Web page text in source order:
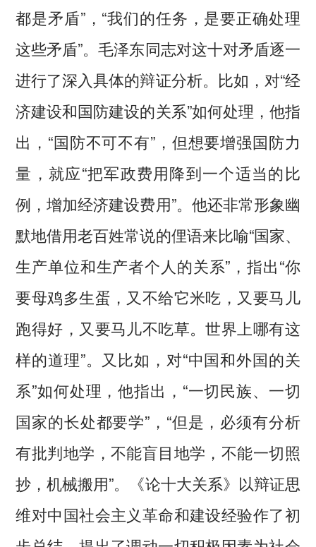
都是矛盾”，“我们的任务，是要正确处理
这些矛盾”。毛泽东同志对这十对矛盾逐一
进行了深入具体的辩证分析。比如，对“经
济建设和国防建设的关系”如何处理，他指
出，“国防不可不有”，但想要增强国防力
量，就应“把军政费用降到一个适当的比
例，增加经济建设费用”。他还非常形象幽
默地借用老百姓常说的俚语来比喻“国家、
生产单位和生产者个人的关系”，指出“你
要母鸡多生蛋，又不给它米吃，又要马儿
跑得好，又要马儿不吃草。世界上哪有这
样的道理”。又比如，对“中国和外国的关
系”如何处理，他指出，“一切民族、一切
国家的长处都要学”，“但是，必须有分析
有批判地学，不能盲目地学，不能一切照
抄，机械搬用”。《论十大关系》以辩证思
维对中国社会主义革命和建设经验作了初